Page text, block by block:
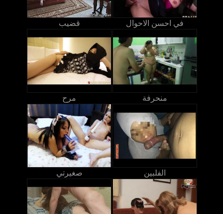
قضيب في احسن الاحوال
مرح منحرفة
صغيرتي الفلبين